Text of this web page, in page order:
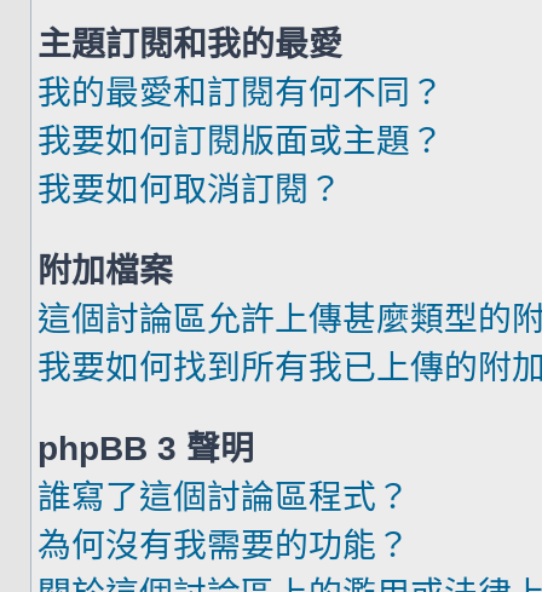
主題訂閱和我的最愛
我的最愛和訂閱有何不同？
我要如何訂閱版面或主題？
我要如何取消訂閱？
附加檔案
這個討論區允許上傳甚麼類型的
我要如何找到所有我已上傳的附
phpBB 3 聲明
誰寫了這個討論區程式？
為何沒有我需要的功能？